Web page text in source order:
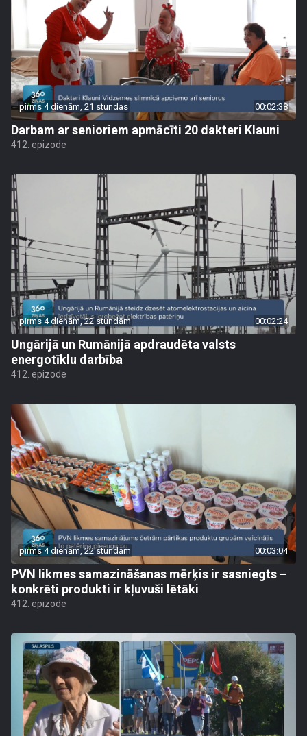
pirms 4 dienām, 21 stundas 00:02:38
Darbam ar senioriem apmācīti 20 dakteri Klauni
412. epizode
pirms 4 dienām, 22 stundām 00:02:24
Ungārijā un Rumānijā apdraudēta valsts
energotīklu darbība
412. epizode
pirms 4 dienām, 22 stundām 00:03:04
PVN likmes samazināšanas mērķis ir sasniegts –
konkrēti produkti ir kļuvuši lētāki
412. epizode